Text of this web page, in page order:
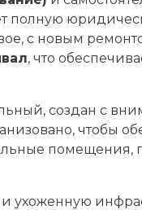
полную
с новым
, что
создан с
чтобы
помещения,
ухоженную